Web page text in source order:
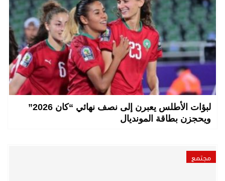
لبؤات الأطلس يعبرن إلى نصف نهائي “كان 2026”
ويحجزن بطاقة المونديال
مجتمع